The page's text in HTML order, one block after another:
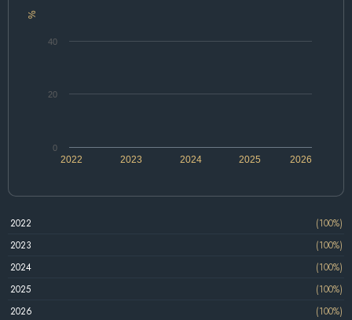
%
2022 2024 2026
2023 2025
0
20
40
2022
(100%)
2023
(100%)
2024
(100%)
2025
(100%)
2026
(100%)